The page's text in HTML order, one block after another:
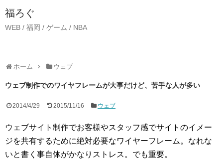
福ろぐ
WEB / 福岡 / ゲーム / NBA
ホーム ウェブ
ウェブ制作でのワイヤフレームが大事だけど、苦手な人が多い
2014/4/29 2015/11/16 ウェブ
ウェブサイト制作でお客様やスタッフ感でサイトのイメー
ジを共有するために絶対必要なワイヤーフレーム。なれな
いと書く事自体がかなりストレス。でも重要。